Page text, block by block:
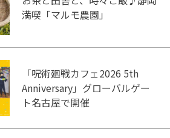
満喫「マルモ農園」
「呪術廻戦カフェ2026 5th
Anniversary」グローバルゲー
ト名古屋で開催